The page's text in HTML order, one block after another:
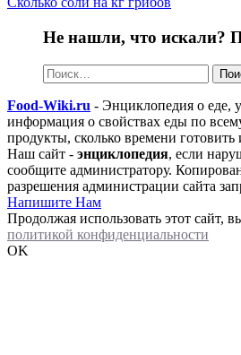
Не нашли, что искали?
Найти:
Food-Wiki.ru - Энциклопедия о еде,
информация о свойствах еды по
продукты, сколько времени готовить
Наш сайт - энциклопедия, если
сообщите администратору.
разрешения администрации сайта
Напишите Нам
Продолжая использовать этот сайт,
политикой конфиденциальности
OK